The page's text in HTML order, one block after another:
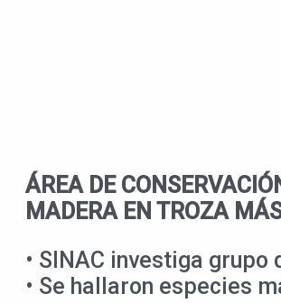
ÁREA DE
MADERA EN TROZA
• SINAC investiga
• Se hallaron especies